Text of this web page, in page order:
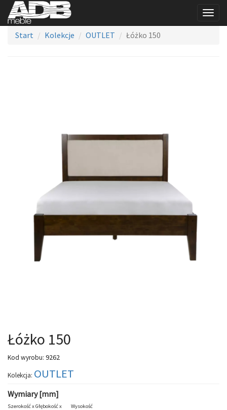
Start
Kolekcje OUTLET Łóżko 150
Łóżko 150
Kod wyrobu: 9262
Kolekcja: OUTLET
Wymiary [mm]
Szerokość xGłębokość x Wysokość